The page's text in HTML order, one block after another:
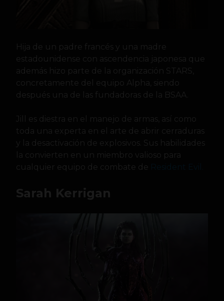
Hija de un padre francés y una madre
estadounidense con ascendencia japonesa que
además hizo parte de la organización STARS,
concretamente del equipo Alpha, siendo
después una de las fundadoras de la BSAA.
Jill es diestra en el manejo de armas, así como
toda una experta en el arte de abrir cerraduras
y la desactivación de explosivos. Sus habilidades
la convierten en un miembro valioso para
cualquier equipo de combate de
Sarah Kerrigan